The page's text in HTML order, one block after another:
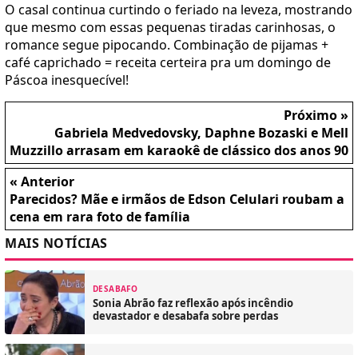
O casal continua curtindo o feriado na leveza, mostrando
que mesmo com essas pequenas tiradas carinhosas, o
romance segue pipocando. Combinação de pijamas +
café caprichado = receita certeira pra um domingo de
Páscoa inesquecível!
Próximo »
Gabriela Medvedovsky, Daphne Bozaski e Mell
Muzzillo arrasam em karaokê de clássico dos anos 90
« Anterior
Parecidos? Mãe e irmãos de Edson Celulari roubam a
cena em rara foto de família
MAIS NOTÍCIAS
DESABAFO
Sonia Abrão faz reflexão após incêndio
devastador e desabafa sobre perdas